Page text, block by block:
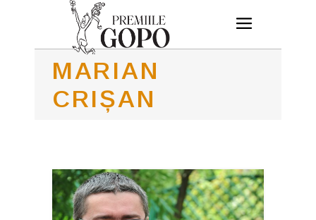
MARIAN
CRIȘAN